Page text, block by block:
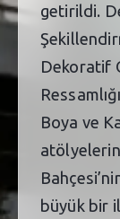
getirildi.
Dekoratif
Boya ve
atölyelerin
büyük bir